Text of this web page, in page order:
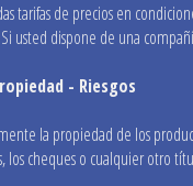
tarifas de precios en
usted dispone de una
- Riesgos
la propiedad de los
los cheques o cualquier otro